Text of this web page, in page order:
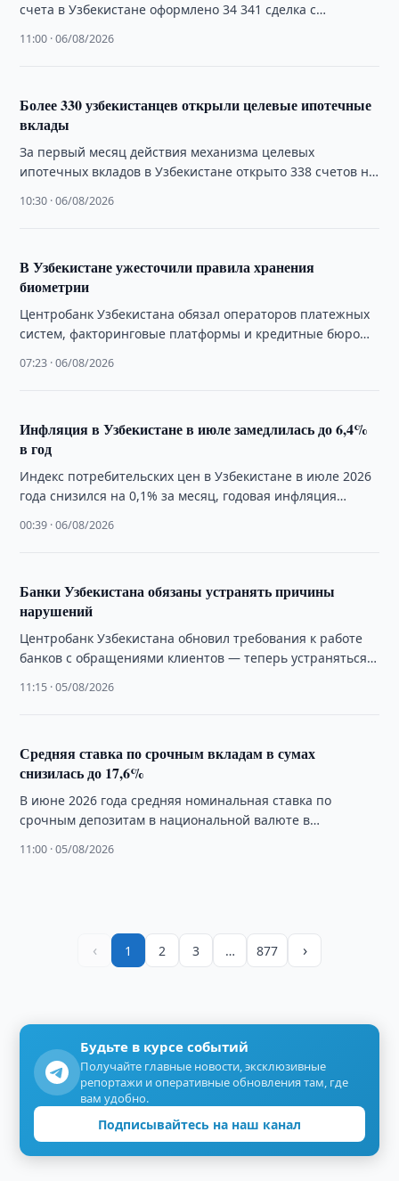
счета в Узбекистане оформлено 34 341 сделка с
11:00 · 06/08/2026
Более 330 узбекистанцев открыли целевые ипотечные
вклады
За первый месяц действия механизма целевых
ипотечных вкладов в Узбекистане открыто 338 счетов на
10:30 · 06/08/2026
В Узбекистане ужесточили правила хранения
биометрии
Центробанк Узбекистана обязал операторов платежных
систем, факторинговые платформы и кредитные бюро
территории страны.
07:23 · 06/08/2026
Инфляция в Узбекистане в июле замедлилась до 6,4%
в год
Индекс потребительских цен в Узбекистане в июле 2026
года снизился на 0,1% за месяц, годовая инфляция
00:39 · 06/08/2026
Банки Узбекистана обязаны устранять причины
нарушений
Центробанк Узбекистана обновил требования к работе
банков с обращениями клиентов — теперь устраняться
11:15 · 05/08/2026
Средняя ставка по срочным вкладам в сумах
снизилась до 17,6%
В июне 2026 года средняя номинальная ставка по
срочным депозитам в национальной валюте в
11:00 · 05/08/2026
‹ 1 2 3 … 877 ›
Будьте в курсе событий
Получайте главные новости, эксклюзивные
репортажи и оперативные обновления там, где
вам удобно.
Подписывайтесь на наш канал